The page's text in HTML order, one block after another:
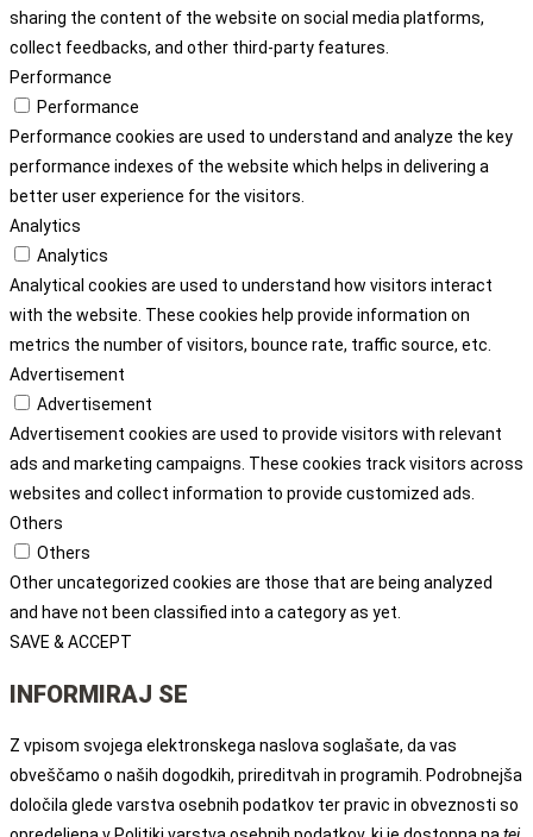
sharing the content of the website on social media platforms,
collect feedbacks, and other third-party features.
Performance
Performance
Performance cookies are used to understand and analyze the key
performance indexes of the website which helps in delivering a
better user experience for the visitors.
Analytics
Analytics
Analytical cookies are used to understand how visitors interact
with the website. These cookies help provide information on
metrics the number of visitors, bounce rate, traffic source, etc.
Advertisement
Advertisement
Advertisement cookies are used to provide visitors with relevant
ads and marketing campaigns. These cookies track visitors across
websites and collect information to provide customized ads.
Others
Others
Other uncategorized cookies are those that are being analyzed
and have not been classified into a category as yet.
SAVE & ACCEPT
INFORMIRAJ SE
Z vpisom svojega elektronskega naslova soglašate, da vas
obveščamo o naših dogodkih, prireditvah in programih. Podrobnejša
določila glede varstva osebnih podatkov ter pravic in obveznosti so